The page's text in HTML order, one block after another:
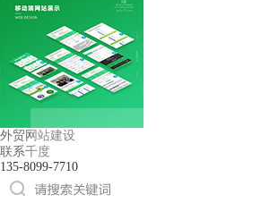
外贸网站建设
联系千度
135-8099-7710